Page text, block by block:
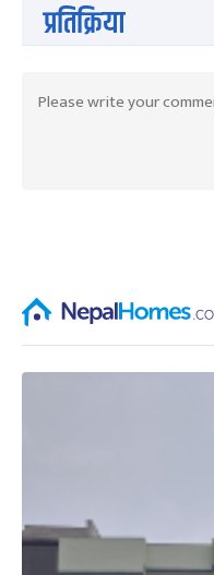
प्रतिक्रिया